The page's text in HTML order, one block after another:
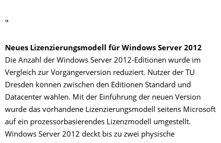
Neues Lizenzierungsmodell für Windows Server 2012
Die Anzahl der Windows Server 2012-Editionen wurde im
Vergleich zur Vorgängerversion reduziert. Nutzer der TU
Dresden können zwischen den Editionen Standard und
Datacenter wählen. Mit der Einführung der neuen Version
wurde das vorhandene Lizenzierungsmodell seitens Microsoft
auf ein prozessorbasierendes Lizenzmodell umgestellt.
Windows Server 2012 deckt bis zu zwei physische